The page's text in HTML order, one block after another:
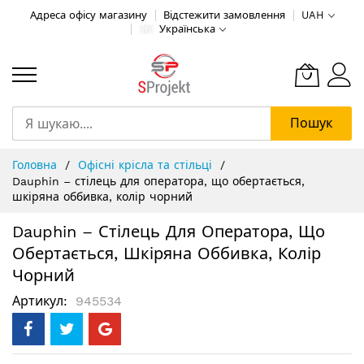
Адреса офісу магазину Відстежити замовлення
UAH
Українська
Пошук
Content
Головна
Офісні крісла та стільці
Dauphin – стілець для оператора, що обертається,
шкіряна оббивка, колір чорний
Dauphin – Стілець Для Оператора, Що
Обертається, Шкіряна Оббивка, Колір
Чорний
Артикул 945534